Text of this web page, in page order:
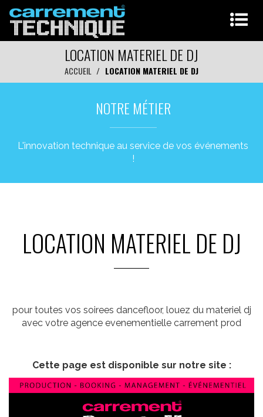
LOCATION MATERIEL DE DJ
ACCUEIL LOCATION MATERIEL DE DJ
NOTRE MÉTIER
L'innovation technique au service de vos événements
!
LOCATION MATERIEL DE DJ
pour toutes vos soirees dancefloor, louez du materiel dj
avec votre agence evenementielle carrement prod
Cette page est disponible sur notre site :